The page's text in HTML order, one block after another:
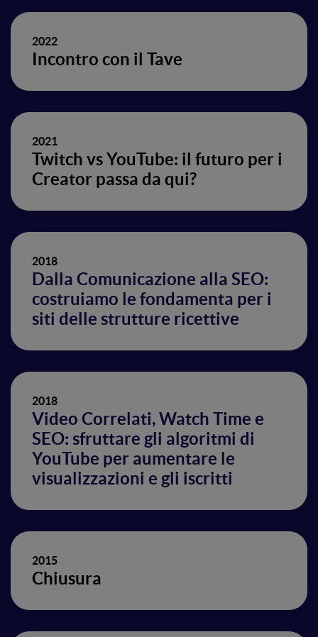
2022
Incontro con il Tave
2021
Twitch vs YouTube: il futuro per i
Creator passa da qui?
2018
Dalla Comunicazione alla SEO:
costruiamo le fondamenta per i
siti delle strutture ricettive
2018
Video Correlati, Watch Time e
SEO: sfruttare gli algoritmi di
YouTube per aumentare le
visualizzazioni e gli iscritti
2015
Chiusura